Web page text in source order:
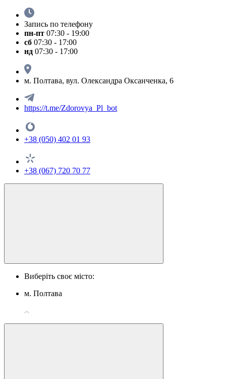
Запись по телефону
пн-пт 07:30 - 19:00
сб 07:30 - 17:00
нд 07:30 - 17:00
м. Полтава, вул. Олександра Оксанченка, 6
https://t.me/Zdorovya_Pl_bot
+38 (050) 402 01 93
+38 (067) 720 70 77
Виберіть своє місто:
м. Полтава